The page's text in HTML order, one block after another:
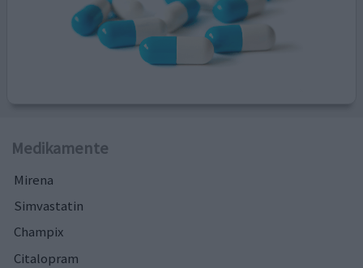
Medikamente
Mirena
Simvastatin
Champix
Citalopram